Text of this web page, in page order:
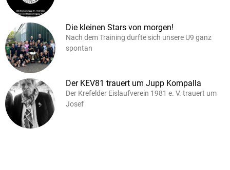
Die kleinen Stars von morgen!
Nach dem Training durfte sich unsere U9 ganz
spontan
Der KEV81 trauert um Jupp Kompalla
Der Krefelder Eislaufverein 1981 e. V. trauert um
Josef